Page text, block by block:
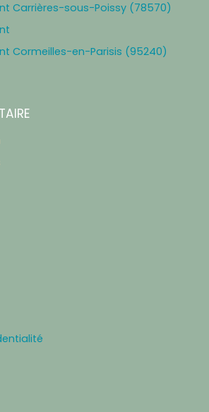
Carrières-sous-Poissy (78570)
Cormeilles-en-Parisis (95240)